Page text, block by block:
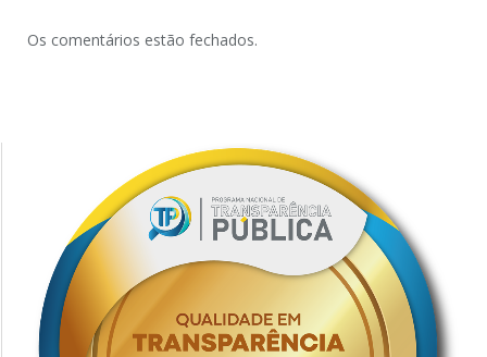
Os comentários estão fechados.